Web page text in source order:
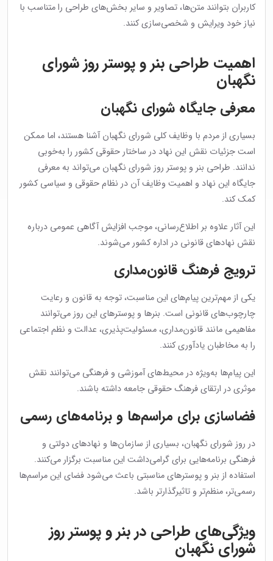
کاربران بتوانند متن‌ها، تصاویر و سایر بخش‌های طراحی را متناسب با
نیاز خود ویرایش و شخصی‌سازی کنند.
اهمیت طراحی بنر و پوستر روز شورای
نگهبان
معرفی جایگاه شورای نگهبان
بسیاری از مردم با وظایف کلی شورای نگهبان آشنا هستند، اما ممکن
است جزئیات نقش این نهاد در ساختار حقوقی کشور را به‌خوبی
ندانند. طراحی بنر و پوستر روز شورای نگهبان می‌تواند به معرفی
جایگاه این نهاد و اهمیت وظایف آن در نظام حقوقی و سیاسی کشور
کمک کند.
این آثار علاوه بر اطلاع‌رسانی، موجب افزایش آگاهی عمومی درباره
نقش نهادهای قانونی در اداره کشور می‌شوند.
ترویج فرهنگ قانون‌مداری
یکی از مهم‌ترین پیام‌های این مناسبت، توجه به قانون و رعایت
چارچوب‌های قانونی است. بنرها و پوسترهای این روز می‌توانند
مفاهیمی مانند قانون‌مداری، مسئولیت‌پذیری، عدالت و نظم اجتماعی
را به مخاطبان یادآوری کنند.
این پیام‌ها به‌ویژه در محیط‌های آموزشی و فرهنگی می‌توانند نقش
موثری در ارتقای فرهنگ حقوقی جامعه داشته باشند.
فضاسازی برای مراسم‌ها و برنامه‌های رسمی
در روز شورای نگهبان، بسیاری از سازمان‌ها و نهادهای دولتی و
فرهنگی برنامه‌هایی برای گرامی‌داشت این مناسبت برگزار می‌کنند.
استفاده از بنر و پوسترهای مناسبتی باعث می‌شود فضای این مراسم‌ها
رسمی‌تر، منظم‌تر و تاثیرگذارتر باشد.
ویژگی‌های طراحی در بنر و پوستر روز
شورای نگهبان